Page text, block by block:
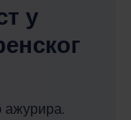
у
ажурира.